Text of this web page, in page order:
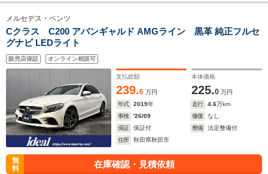
メルセデス・ベンツ
Cクラス C200 アバンギャルド AMGライン 黒革 純正フルセ
グナビ LEDライト
販売店保証 オンライン相談可
支払総額
239.6 万円
本体価格
225.0 万円
年式
2019年 走行 4.6万km
車検
'26/09 修復
なし
保証
保証付 整備
法定整備付
住所
秋田県秋田市
無
料
在庫確認・見積依頼